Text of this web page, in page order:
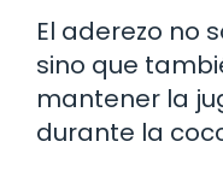
El aderezo no
sino que
mantener la
durante la